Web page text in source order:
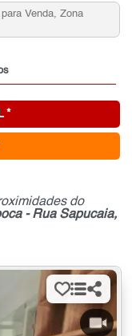
Venda, Zona
*
do
- Rua Sapucaia,